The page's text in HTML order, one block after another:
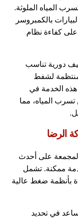
المياه الملوثة.
بالكمبروسر
كفاءة نظام
دورية تناسب
منتظمة لشفط
هذه الخدمة في
تسرب المياه، مما
الرضا
على أحدث
ممكنة. تشمل
بأنظمة ضغط عالية
في تحديد